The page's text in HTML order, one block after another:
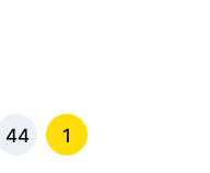
44 1